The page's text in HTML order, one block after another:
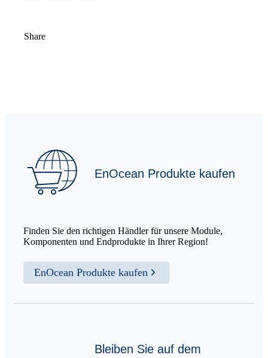
Share
EnOcean Produkte kaufen
Finden Sie den richtigen Händler für unsere Module,
Komponenten und Endprodukte in Ihrer Region!
EnOcean Produkte kaufen
Bleiben Sie auf dem